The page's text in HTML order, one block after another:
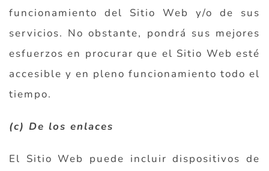
funcionamiento del Sitio Web y/o de sus
servicios. No obstante, pondrá sus mejores
esfuerzos en procurar que el Sitio Web esté
accesible y en pleno funcionamiento todo el
tiempo.
(c) De los enlaces
El Sitio Web puede incluir dispositivos de